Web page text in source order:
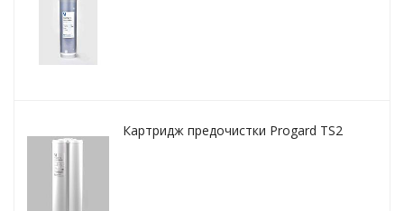
Картридж предочистки Progard TS2